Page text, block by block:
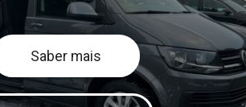
Saber mais